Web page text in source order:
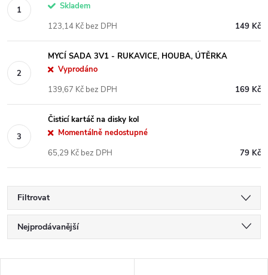
Skladem
149 Kč
123,14 Kč bez DPH
MYCÍ SADA 3V1 - RUKAVICE, HOUBA, ÚTĚRKA
Vyprodáno
169 Kč
139,67 Kč bez DPH
Čisticí kartáč na disky kol
Momentálně nedostupné
79 Kč
65,29 Kč bez DPH
Filtrovat
Ř
a
Nejprodávanější